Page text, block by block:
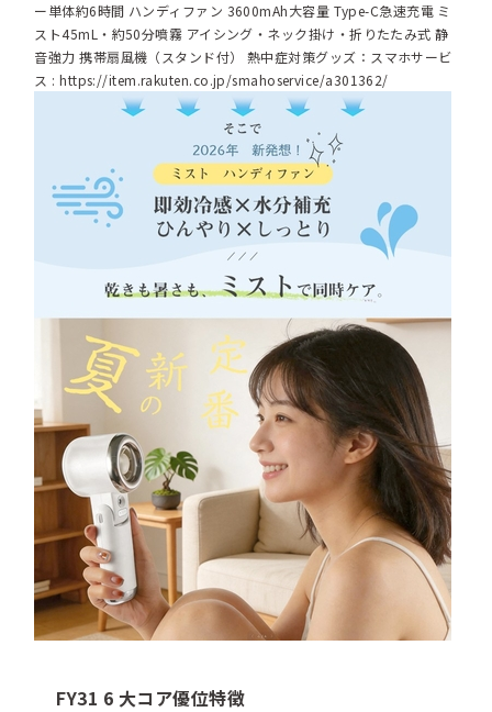
ー単体約6時間 ハンディファン 3600mAh大容量 Type-C急速充電 ミ
スト45mL・約50分噴霧 アイシング・ネック掛け・折りたたみ式 静
音強力 携帯扇風機（スタンド付） 熱中症対策グッズ：スマホサービ
ス :https://item.rakuten.co.jp/smahoservice/a301362/
FY31 6 大コア優位特徴